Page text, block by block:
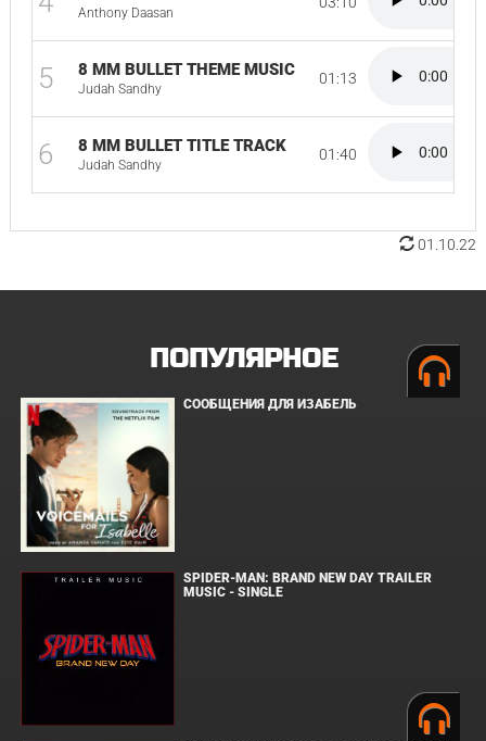
Anthony Daasan
5 8 MM BULLET THEME MUSIC
Judah Sandhy
01:13
6 8 MM BULLET TITLE TRACK
Judah Sandhy
01:40
01.10.22
ПОПУЛЯРНОЕ
СООБЩЕНИЯ ДЛЯ ИЗАБЕЛЬ
SPIDER-MAN: BRAND NEW DAY TRAILER
MUSIC - SINGLE